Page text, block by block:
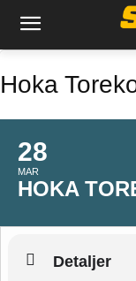
Hoka
28
MAR
HOKA
Detaljer